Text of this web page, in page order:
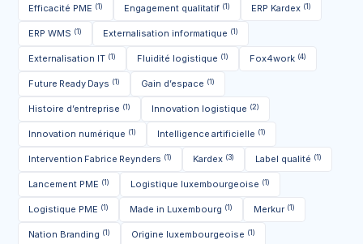
Efficacité PME (1) Engagement qualitatif (1) ERP Kardex (1)
ERP WMS (1) Externalisation informatique (1)
Externalisation IT (1) Fluidité logistique (1) Fox4work (4)
Future Ready Days (1) Gain d’espace (1)
Histoire d’entreprise (1) Innovation logistique (2)
Innovation numérique (1) Intelligence artificielle (1)
Intervention Fabrice Reynders (1) Kardex (3) Label qualité (1)
Lancement PME (1) Logistique luxembourgeoise (1)
Logistique PME (1) Made in Luxembourg (1) Merkur (1)
Nation Branding (1) Origine luxembourgeoise (1)